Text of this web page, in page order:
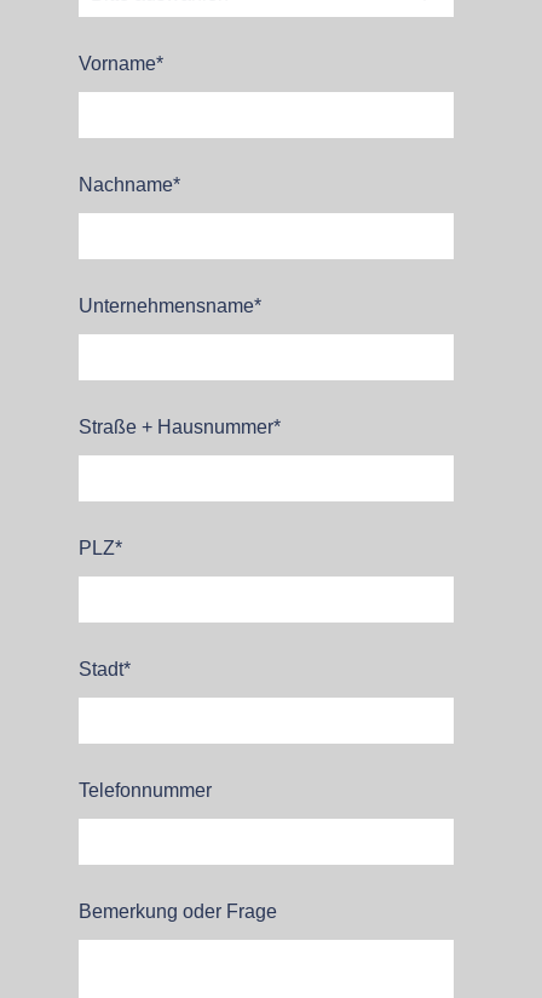
Vorname*
Nachname*
Unternehmensname*
Straße + Hausnummer*
PLZ*
Stadt*
Telefonnummer
Bemerkung oder Frage